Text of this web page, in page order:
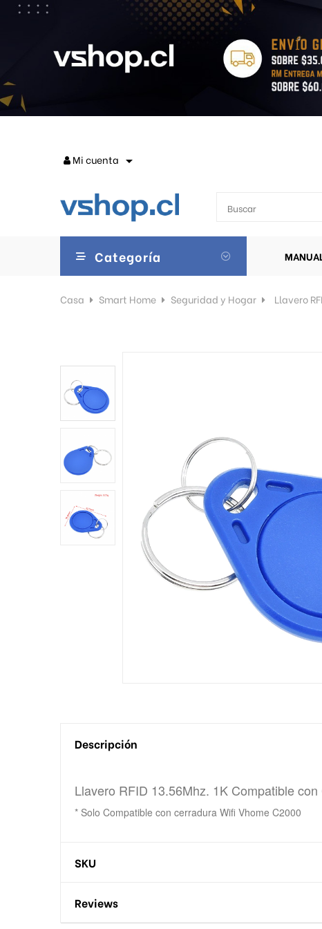
Mi cuenta 
Categoría
Casa Smart Home Seguridad y Hogar Llavero
Descripción
Llavero RFID 13.56Mhz. 1K Compatible
* Solo Compatible con cerradura Wifi Vhome C2000
SKU
Reviews